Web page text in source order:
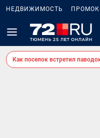
НЕДВИЖИМОСТЬ
Как поселок встретил